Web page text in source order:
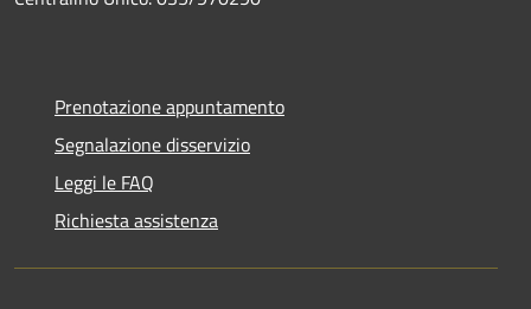
Prenotazione appuntamento
Segnalazione disservizio
Leggi le FAQ
Richiesta assistenza